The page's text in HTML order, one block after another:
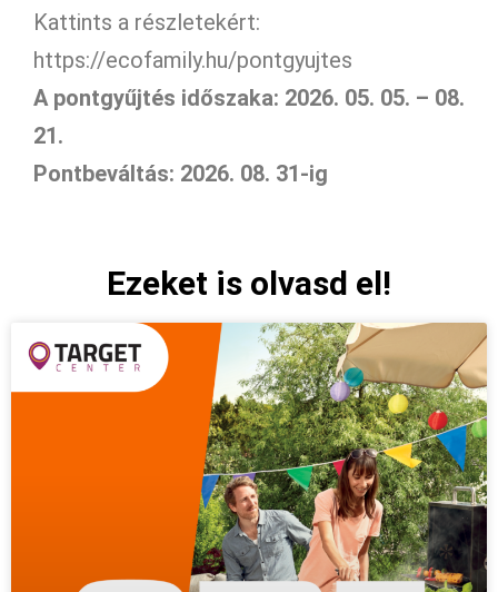
Kattints a részletekért:
https://ecofamily.hu/pontgyujtes
A pontgyűjtés időszaka: 2026. 05. 05. – 08.
21.
Pontbeváltás: 2026. 08. 31-ig
Ezeket is olvasd el!